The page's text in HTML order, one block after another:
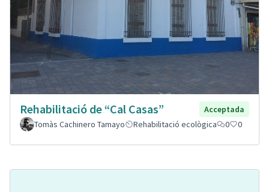
Rehabilitació de “Cal Casas”
Acceptada
Tomàs Cachinero Tamayo
Rehabilitació ecològica 0 0